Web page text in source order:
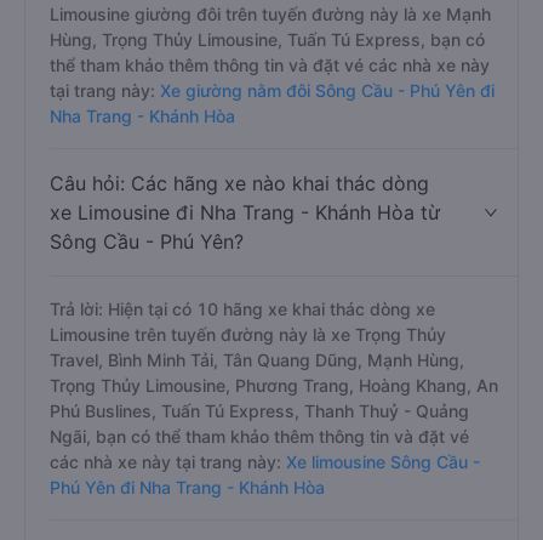
Limousine giường đôi trên tuyến đường này là xe Mạnh
Hùng, Trọng Thủy Limousine, Tuấn Tú Express, bạn có
thể tham khảo thêm thông tin và đặt vé các nhà xe này
tại trang này: Xe giường nằm đôi Sông Cầu - Phú Yên đi
Nha Trang - Khánh Hòa
Câu hỏi: Các hãng xe nào khai thác dòng
xe Limousine đi Nha Trang - Khánh Hòa từ
Sông Cầu - Phú Yên?
Trả lời: Hiện tại có 10 hãng xe khai thác dòng xe
Limousine trên tuyến đường này là xe Trọng Thủy
Travel, Bình Minh Tải, Tân Quang Dũng, Mạnh Hùng,
Trọng Thủy Limousine, Phương Trang, Hoàng Khang, An
Phú Buslines, Tuấn Tú Express, Thanh Thuỷ - Quảng
Ngãi, bạn có thể tham khảo thêm thông tin và đặt vé
các nhà xe này tại trang này: Xe limousine Sông Cầu -
Phú Yên đi Nha Trang - Khánh Hòa